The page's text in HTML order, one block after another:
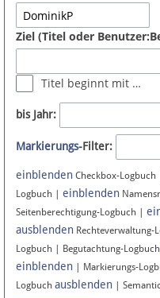
Fehler melden
Newsletter
Bluesky
Facebook
Instagram
Anmelden
Ziel (Titel oder
Titel beginnt mit …
bis Jahr:
Markierungs-Filter:
einblenden Checkbox-Logbuch |
Logbuch | einblenden
Seitenberechtigung-Logbuch |
ausblenden Rechteverwaltung-
Logbuch | Begutachtung-Logbuch
einblenden | Markierungs-
Logbuch ausblenden |